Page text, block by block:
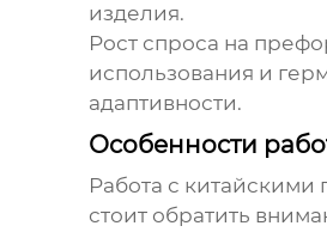
изделия.
Рост спроса на
использования и
адаптивности.
Особенности
Работа с
стоит обратить